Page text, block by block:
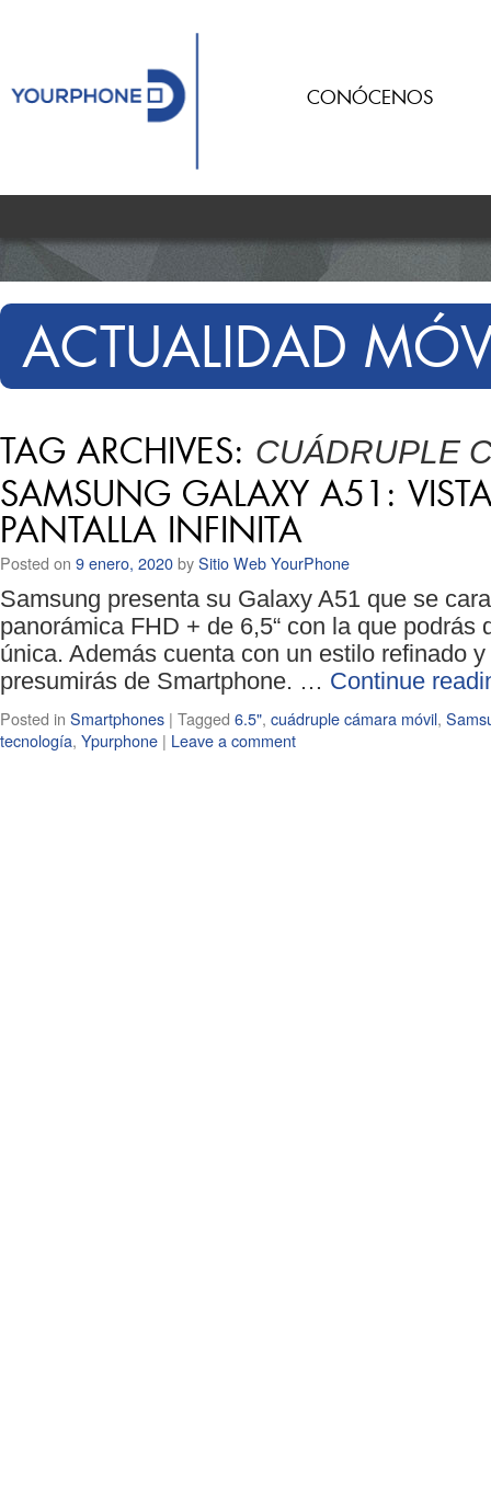
CONÓCENOS
ACTUALIDAD
TAG ARCHIVES: CUÁDRUPLE
SAMSUNG GALAXY A51:
PANTALLA INFINITA
Posted on 9 enero, 2020bySitio Web YourPhone
Samsung presenta su Galaxy A51 que se
panorámica FHD + de 6,5“ con la que podrás
única. Además cuenta con un estilo refinado
presumirás de Smartphone. … Continue
Posted in Smartphones | Tagged 6.5", cuádruple cámara móvil,
tecnología, Ypurphone | Leave a comment